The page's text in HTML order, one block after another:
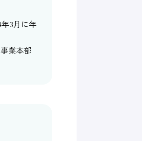
3月に年
業本部